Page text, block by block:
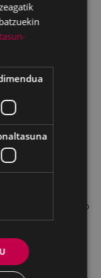
du. Zuzendaria
Elkoro
k izango
ezin izango